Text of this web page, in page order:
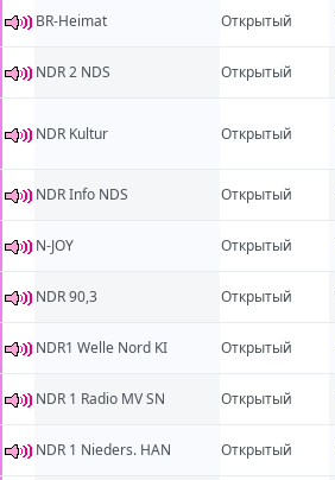
BR-Heimat Открытый
NDR 2 NDS Открытый
NDR Kultur Открытый
NDR Info NDS Открытый
N-JOY Открытый
NDR 90,3 Открытый
NDR1 Welle Nord KI Открытый
NDR 1 Radio MV SN Открытый
NDR 1 Nieders. HAN Открытый